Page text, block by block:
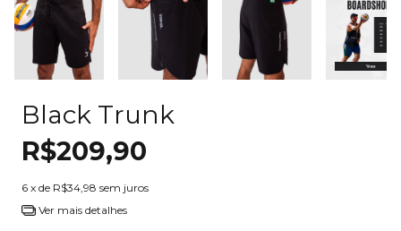
Black Trunk
R$209,90
6 x de R$34,98 sem juros
Ver mais detalhes